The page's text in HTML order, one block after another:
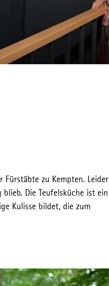
Fürstäbte zu Kempten. Leider
Die Teufelsküche ist ein
Kulisse bildet, die zum